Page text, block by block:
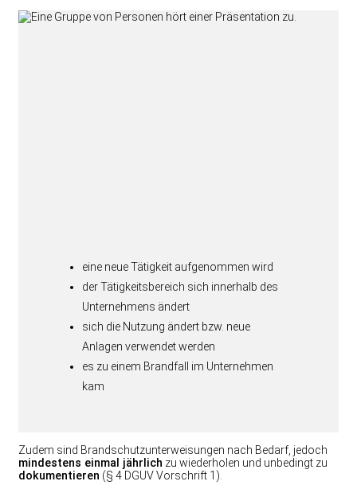
eine neue Tätigkeit aufgenommen wird
der Tätigkeitsbereich sich innerhalb des
Unternehmens ändert
sich die Nutzung ändert bzw. neue
Anlagen verwendet werden
es zu einem Brandfall im Unternehmen
kam
Zudem sind Brandschutzunterweisungen nach Bedarf, jedoch
mindestens einmal jährlich zu wiederholen und unbedingt zu
dokumentieren (§ 4 DGUV Vorschrift 1).